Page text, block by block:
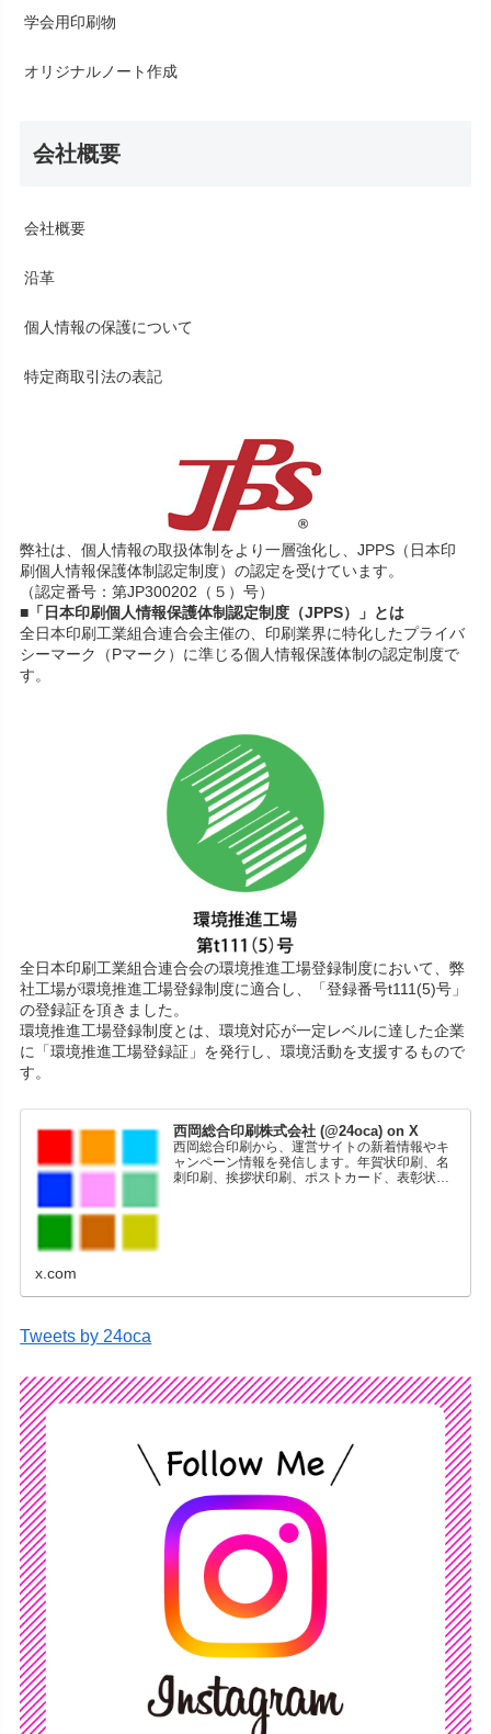
学会用印刷物
オリジナルノート作成
会社概要
会社概要
沿革
個人情報の保護について
特定商取引法の表記
弊社は、個人情報の取扱体制をより一層強化し、JPPS（日本印
刷個人情報保護体制認定制度）の認定を受けています。
（認定番号：第JP300202（５）号）
■「日本印刷個人情報保護体制認定制度（JPPS）」とは
全日本印刷工業組合連合会主催の、印刷業界に特化したプライバ
シーマーク（Pマーク）に準じる個人情報保護体制の認定制度で
す。
全日本印刷工業組合連合会の環境推進工場登録制度において、弊
社工場が環境推進工場登録制度に適合し、「登録番号t111(5)号」
の登録証を頂きました。
環境推進工場登録制度とは、環境対応が一定レベルに達した企業
に「環境推進工場登録証」を発行し、環境活動を支援するもので
す。
西岡総合印刷株式会社 (@24oca) on X
西岡総合印刷から、運営サイトの新着情報やキ
ャンペーン情報を発信します。年賀状印刷、名
刺印刷、挨拶状印刷、ポストカード、表彰状印
x.com
Tweets by 24oca